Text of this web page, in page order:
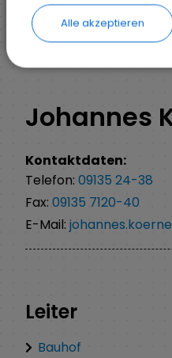
ZURÜCK
Johannes
Kontaktdaten:
Telefon: 09135 24-38
Fax: 09135 7120-40
E-Mail:
Leiter
Bauhof
Alle akzeptieren